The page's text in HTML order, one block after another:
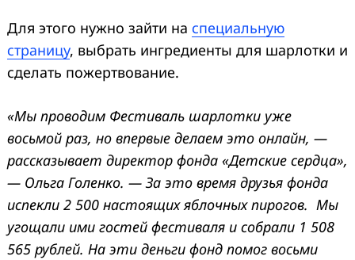
Для этого нужно зайти на специальную
страницу, выбрать ингредиенты для шарлотки и
сделать пожертвование.
«Мы проводим Фестиваль шарлотки уже
восьмой раз, но впервые делаем это онлайн, —
рассказывает директор фонда «Детские сердца»,
— Ольга Голенко. —За это время друзья фонда
испекли 2 500 настоящих яблочных пирогов. Мы
угощали ими гостей фестиваля и собрали 1 508
565 рублей. На эти деньги фонд помог восьми